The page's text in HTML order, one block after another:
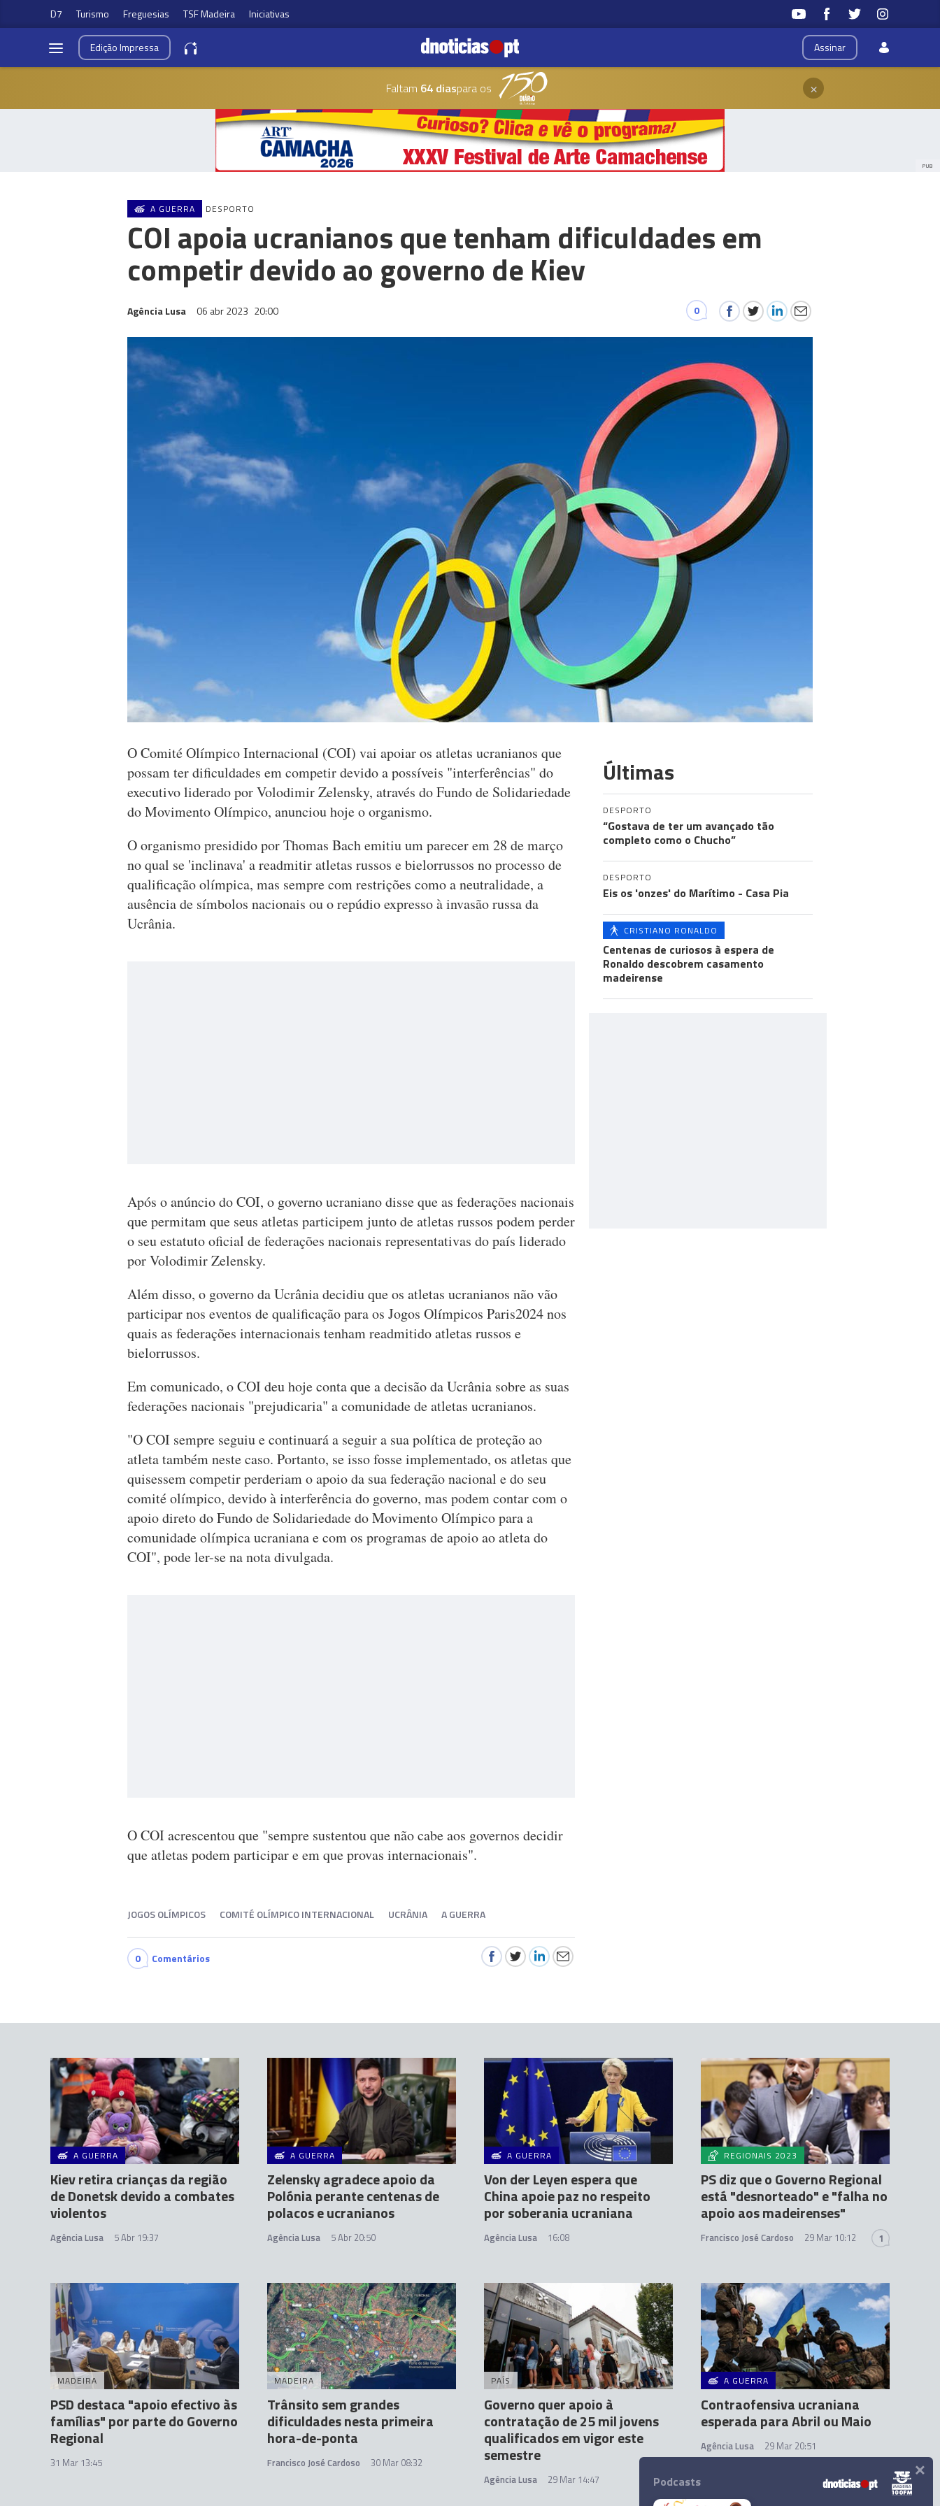
D7 Turismo Freguesias TSF Madeira Iniciativas
Assinar
EdiçãoImpressa
Faltam 64 diaspara os ×
PUB
A GUERRA DESPORTO
COI apoia ucranianos que tenham dificuldades em
competir devido ao governo de Kiev
Agência Lusa 06 abr 2023 20:00 0
O Comité Olímpico Internacional (COI) vai apoiar os atletas ucranianos que
possam ter dificuldades em competir devido a possíveis "interferências" do
executivo liderado por Volodimir Zelensky, através do Fundo de Solidariedade
do Movimento Olímpico, anunciou hoje o organismo.
O organismo presidido por Thomas Bach emitiu um parecer em 28 de março
no qual se 'inclinava' a readmitir atletas russos e bielorrussos no processo de
qualificação olímpica, mas sempre com restrições como a neutralidade, a
ausência de símbolos nacionais ou o repúdio expresso à invasão russa da
Ucrânia.
Após o anúncio do COI, o governo ucraniano disse que as federações nacionais
que permitam que seus atletas participem junto de atletas russos podem perder
o seu estatuto oficial de federações nacionais representativas do país liderado
por Volodimir Zelensky.
Além disso, o governo da Ucrânia decidiu que os atletas ucranianos não vão
participar nos eventos de qualificação para os Jogos Olímpicos Paris2024 nos
quais as federações internacionais tenham readmitido atletas russos e
bielorrussos.
Em comunicado, o COI deu hoje conta que a decisão da Ucrânia sobre as suas
federações nacionais "prejudicaria" a comunidade de atletas ucranianos.
"O COI sempre seguiu e continuará a seguir a sua política de proteção ao
atleta também neste caso. Portanto, se isso fosse implementado, os atletas que
quisessem competir perderiam o apoio da sua federação nacional e do seu
comité olímpico, devido à interferência do governo, mas podem contar com o
apoio direto do Fundo de Solidariedade do Movimento Olímpico para a
comunidade olímpica ucraniana e com os programas de apoio ao atleta do
COI", pode ler-se na nota divulgada.
O COI acrescentou que "sempre sustentou que não cabe aos governos decidir
que atletas podem participar e em que provas internacionais".
JOGOS OLÍMPICOS COMITÉ OLÍMPICO INTERNACIONAL UCRÂNIA A GUERRA
0 Comentários
Últimas
DESPORTO
“Gostava de ter um avançado tão
completo como o Chucho”
DESPORTO
Eis os 'onzes' do Marítimo - Casa Pia
CRISTIANO RONALDO
Centenas de curiosos à espera de
Ronaldo descobrem casamento
madeirense
A GUERRA
Kiev retira crianças da região
de Donetsk devido a combates
violentos
Agência Lusa 5 Abr 19:37
A GUERRA
Zelensky agradece apoio da
Polónia perante centenas de
polacos e ucranianos
Agência Lusa 5 Abr 20:50
A GUERRA
Von der Leyen espera que
China apoie paz no respeito
por soberania ucraniana
Agência Lusa 16:08
REGIONAIS 2023
PS diz que o Governo Regional
está "desnorteado" e "falha no
apoio aos madeirenses"
Francisco José Cardoso 29 Mar 10:12 1
MADEIRA
PSD destaca "apoio efectivo às
famílias" por parte do Governo
Regional
31 Mar 13:45
MADEIRA
Trânsito sem grandes
dificuldades nesta primeira
hora-de-ponta
Francisco José Cardoso 30 Mar 08:32
PAÍS
Governo quer apoio à
contratação de 25 mil jovens
qualificados em vigor este
semestre
Agência Lusa 29 Mar 14:47
A GUERRA
Contraofensiva ucraniana
esperada para Abril ou Maio
Agência Lusa 29 Mar 20:51
Podcasts ×